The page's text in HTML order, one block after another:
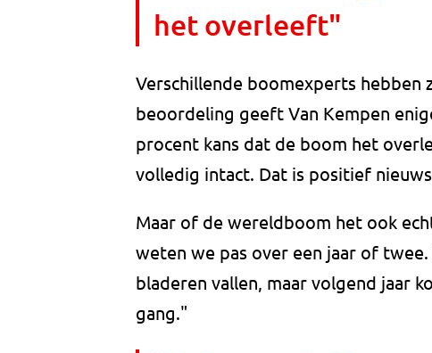
het overleeft"
Verschillende boomexperts hebben
beoordeling geeft Van Kempen
procent kans dat de boom het
volledig intact. Dat is positief
Maar of de wereldboom het ook
weten we pas over een jaar of
bladeren vallen, maar volgend jaar
gang."